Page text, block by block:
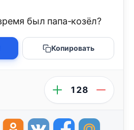
был папа-козёл?
Копировать
128